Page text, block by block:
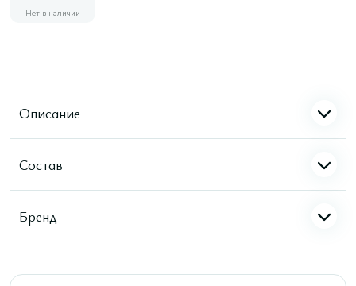
Нет в наличии
Описание
Состав
Бренд